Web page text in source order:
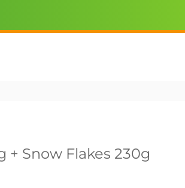
+ Snow Flakes 230g